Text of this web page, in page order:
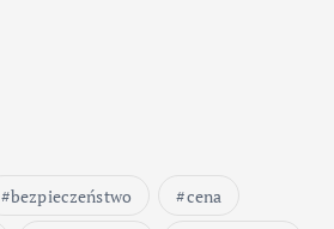
bezpieczeństwo
cena